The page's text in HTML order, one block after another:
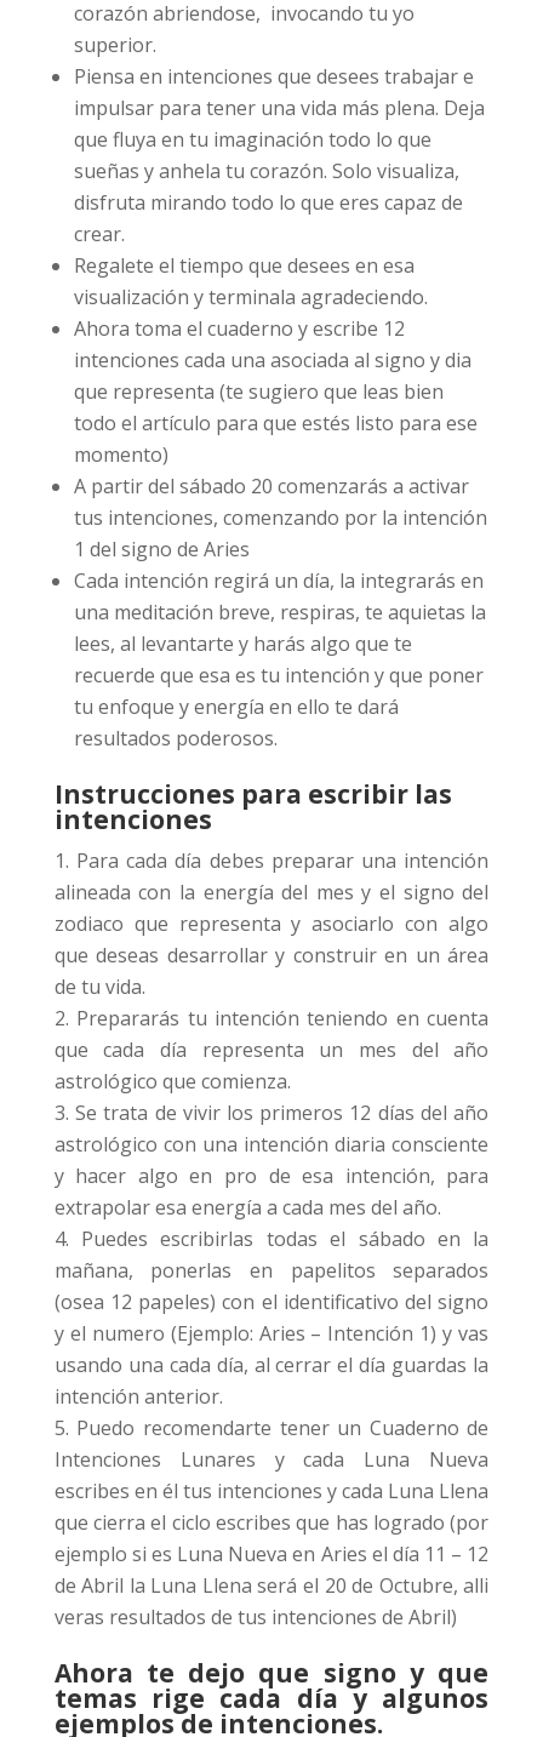
corazón abriendose, invocando tu yo
superior.
Piensa en intenciones que desees trabajar e
impulsar para tener una vida más plena. Deja
que fluya en tu imaginación todo lo que
sueñas y anhela tu corazón. Solo visualiza,
disfruta mirando todo lo que eres capaz de
crear.
Regalete el tiempo que desees en esa
visualización y terminala agradeciendo.
Ahora toma el cuaderno y escribe 12
intenciones cada una asociada al signo y dia
que representa (te sugiero que leas bien
todo el artículo para que estés listo para ese
momento)
A partir del sábado 20 comenzarás a activar
tus intenciones, comenzando por la intención
1 del signo de Aries
Cada intención regirá un día, la integrarás en
una meditación breve, respiras, te aquietas la
lees, al levantarte y harás algo que te
recuerde que esa es tu intención y que poner
tu enfoque y energía en ello te dará
resultados poderosos.
Instrucciones para escribir las
intenciones
Para cada día debes preparar una intención
alineada con la energía del mes y el signo del
zodiaco que representa y asociarlo con algo
que deseas desarrollar y construir en un área
de tu vida.
Prepararás tu intención teniendo en cuenta
que cada día representa un mes del año
astrológico que comienza.
Se trata de vivir los primeros 12 días del año
astrológico con una intención diaria consciente
y hacer algo en pro de esa intención, para
extrapolar esa energía a cada mes del año.
Puedes escribirlas todas el sábado en la
mañana, ponerlas en papelitos separados
(osea 12 papeles) con el identificativo del signo
y el numero (Ejemplo: Aries – Intención 1) y vas
usando una cada día, al cerrar el día guardas la
intención anterior.
Puedo recomendarte tener un Cuaderno de
Intenciones Lunares y cada Luna Nueva
escribes en él tus intenciones y cada Luna Llena
que cierra el ciclo escribes que has logrado (por
ejemplo si es Luna Nueva en Aries el día 11 – 12
de Abril la Luna Llena será el 20 de Octubre, alli
veras resultados de tus intenciones de Abril)
Ahora te dejo que signo y que
temas rige cada día y algunos
ejemplos de intenciones.